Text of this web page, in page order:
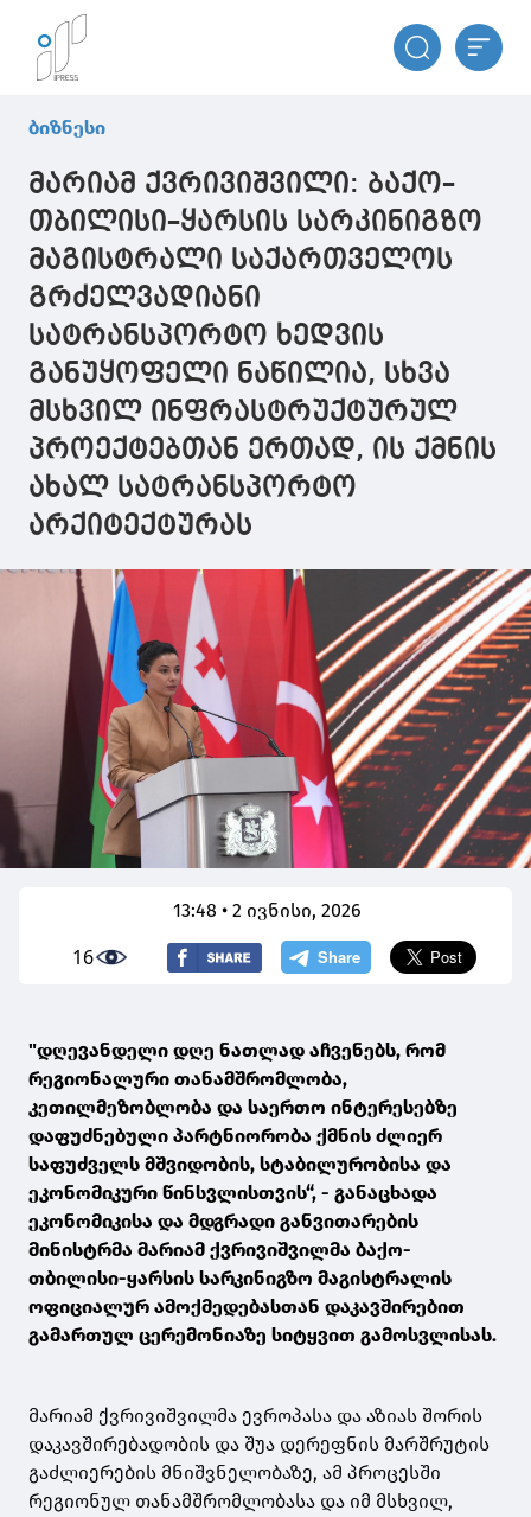
ბიზნესი
მარიამ ქვრივიშვილი: ბაქო–
თბილისი–ყარსის სარკინიგზო
მაგისტრალი საქართველოს
გრძელვადიანი
სატრანსპორტო ხედვის
განუყოფელი ნაწილია, სხვა
მსხვილ ინფრასტრუქტურულ
პროექტებთან ერთად, ის ქმნის
ახალ სატრანსპორტო
არქიტექტურას
13:48 • 2 ივნისი, 2026
16
"დღევანდელი დღე ნათლად აჩვენებს, რომ
რეგიონალური თანამშრომლობა,
კეთილმეზობლობა და საერთო ინტერესებზე
დაფუძნებული პარტნიორობა ქმნის ძლიერ
საფუძველს მშვიდობის, სტაბილურობისა და
ეკონომიკური წინსვლისთვის“, - განაცხადა
ეკონომიკისა და მდგრადი განვითარების
მინისტრმა მარიამ ქვრივიშვილმა ბაქო-
თბილისი-ყარსის სარკინიგზო მაგისტრალის
ოფიციალურ ამოქმედებასთან დაკავშირებით
გამართულ ცერემონიაზე სიტყვით გამოსვლისას.
მარიამ ქვრივიშვილმა ევროპასა და აზიას შორის
დაკავშირებადობის და შუა დერეფნის მარშრუტის
გაძლიერების მნიშვნელობაზე, ამ პროცესში
რეგიონულ თანამშრომლობასა და იმ მსხვილ,